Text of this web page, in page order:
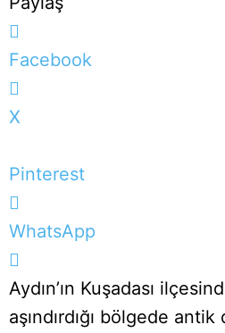
Facebook
X
Pinterest
WhatsApp
Aydın’ın Kuşadası
aşındırdığı bölgede